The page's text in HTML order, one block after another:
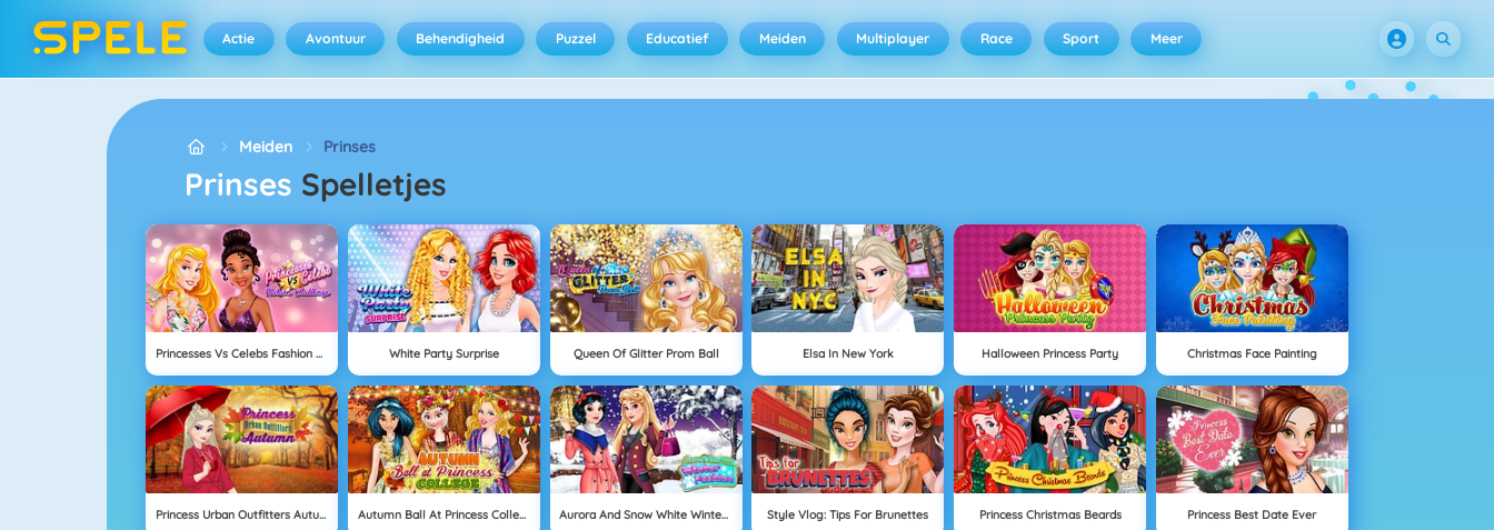
Actie Avontuur Behendigheid Puzzel Educatief Meiden Multiplayer Race Sport Meer
Meiden Prinses
Prinses Spelletjes
Princesses Vs Celebs Fashion Challenge White Party Surprise Queen Of Glitter Prom Ball Elsa In New York Halloween Princess Party Christmas Face Painting
Princess Urban Outfitters Autumn Autumn Ball At Princess College Aurora And Snow White Winter Fashion Style Vlog: Tips For Brunettes Princess Christmas Beards Princess Best Date Ever